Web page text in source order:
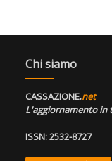
Chi siamo
CASSAZIONE.net
L'aggiornamento in
ISSN: 2532-8727